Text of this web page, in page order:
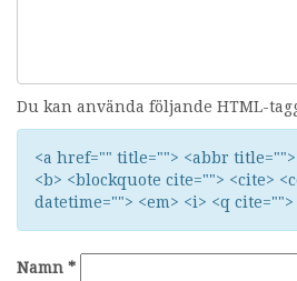
Du kan använda följande HTML-
<a href="" title=""> <abbr
<b> <blockquote cite=""> <cite>
datetime=""> <em> <i> <q
Namn *